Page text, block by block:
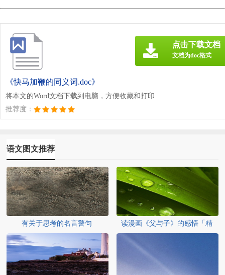
《快马加鞭的同义词.doc》
将本文的Word文档下载到电脑，方便收藏和打印
推荐度：
点击下载文档
文档为doc格式
语文图文推荐
有关于思考的名言警句
读漫画《父与子》的感悟「精